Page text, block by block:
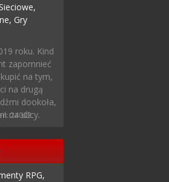
Gry
roku. Kind
zapomnieć
na tym,
na drugą
dookoła,
na ulicy.
24003
RPG,